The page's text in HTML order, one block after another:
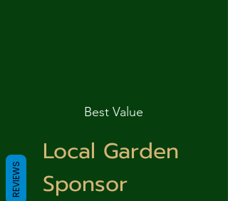
Best Value
Local Garden
Sponsor
REVIEWS